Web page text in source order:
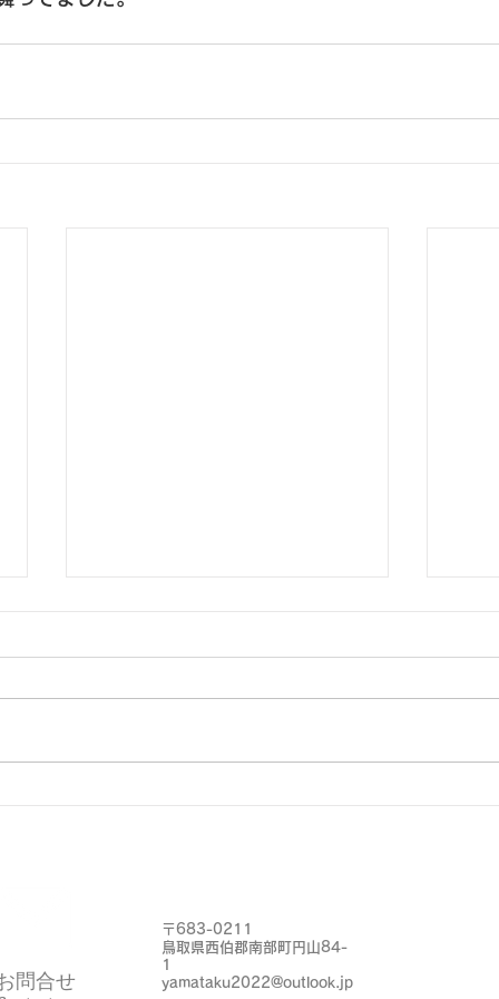
大きな蜘蛛
問合せ
〒683-0211
鳥取県西伯郡南部町円山84-
1
yamataku2022@outlook.jp